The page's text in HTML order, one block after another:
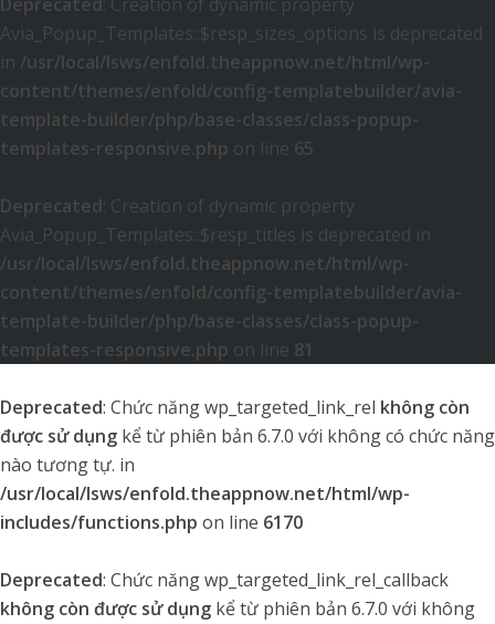
Avia_Popup_Templates::$resp_sizes_options is deprecated
in /usr/local/lsws/enfold.theappnow.net/html/wp-
content/themes/enfold/config-templatebuilder/avia-
template-builder/php/base-classes/class-popup-
templates-responsive.php on line 65
Deprecated: Creation of dynamic property
Avia_Popup_Templates::$resp_titles is deprecated in
/usr/local/lsws/enfold.theappnow.net/html/wp-
content/themes/enfold/config-templatebuilder/avia-
template-builder/php/base-classes/class-popup-
templates-responsive.php on line 81
Deprecated: Chức năng wp_targeted_link_rel không còn
được sử dụng kể từ phiên bản 6.7.0 với không có chức năng
nào tương tự. in
/usr/local/lsws/enfold.theappnow.net/html/wp-
includes/functions.php on line 6170
Deprecated: Chức năng wp_targeted_link_rel_callback
không còn được sử dụng kể từ phiên bản 6.7.0 với không